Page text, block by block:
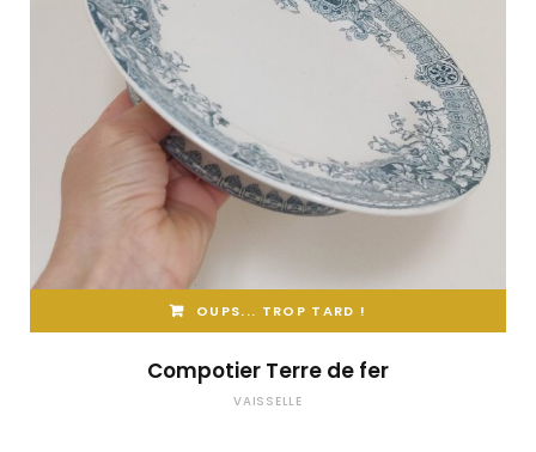
OUPS... TROP TARD !
Compotier Terre de fer
VAISSELLE